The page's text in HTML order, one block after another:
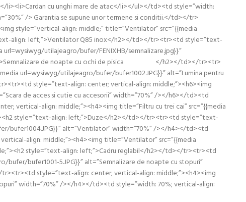
cu unghi mare de atac</li></ul></td><td style=”width:
/> Garantia se supune unor termene si conditii.</td></tr>
style=”vertical-align: middle;” title=”Ventilator” src=”{{media
align: left;”>Ventilator Q85 inox</h2></td></tr><tr><td style=”text-
url=wysiwyg/utilajeagro/bufer/FENIXHB/semnalizare.jpg}}”
left;”>Semnalizare de noapte cu ochi de pisica </h2></td></tr><tr>
url=wysiwyg/utilajeagro/bufer/bufer1002.JPG}}” alt=”Lumina pentru
style=”text-align: center; vertical-align: middle;”><h6><img
de acces si cutie cu accesorii” width=”70%” /></h6></td><td
vertical-align: middle;”><h4><img title=”Filtru cu trei cai” src=”{{media
style=”text-align: left;”>Duze</h2></td></tr><tr><td style=”text-
bufer1004.JPG}}” alt=”Ventilator” width=”70%” /></h4></td><td
align: middle;”><h4><img title=”Ventilator” src=”{{media
style=”text-align: left;”>Cadru reglabil</h2></td></tr><tr><td
bufer1001-5.JPG}}” alt=”Semnalizare de noapte cu stopuri”
style=”text-align: center; vertical-align: middle;”><h4><img
width=”70%” /></h4></td><td style=”width: 70%; vertical-align: